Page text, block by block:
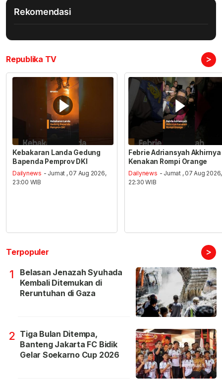
Rekomendasi
Republika TV >
Kebakaran Landa Gedung
Bapenda Pemprov DKI
Dailynews - Jumat , 07 Aug 2026,
23:00 WIB
Febrie Adriansyah Akhirnya
Kenakan Rompi Orange
Dailynews - Jumat , 07 Aug 2026,
22:30 WIB
Terpopuler >
1
Belasan Jenazah Syuhada
Kembali Ditemukan di
Reruntuhan di Gaza
2 Tiga Bulan Ditempa,
Banteng Jakarta FC Bidik
Gelar Soekarno Cup 2026